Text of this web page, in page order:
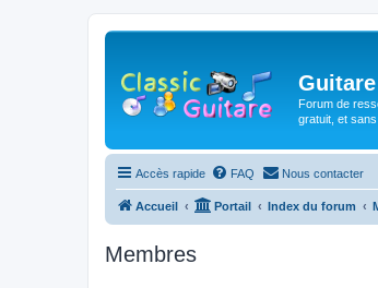
Forum de
gratuit, et sans
Accès rapide FAQ Nous contacter
Accueil Portail Index du forum
Membres